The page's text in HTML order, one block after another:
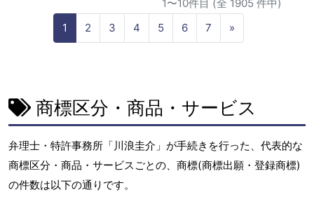
1〜10件目 (全 1905 件中)
1
2 3 4 5 6 7 »
e
商標区分・商品・サービス
弁理士・特許事務所「川浪圭介」が手続きを行った、代表的な
商標区分・商品・サービスごとの、商標(商標出願・登録商標)
の件数は以下の通りです。